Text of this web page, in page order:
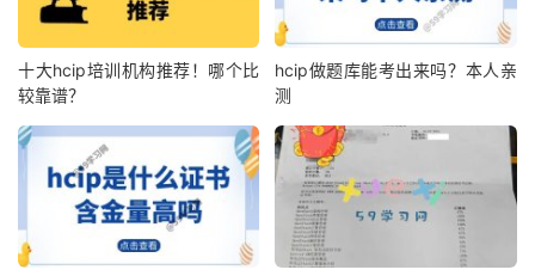
十大hcip培训机构推荐！哪个比
较靠谱？
hcip做题库能考出来吗？本人亲
测